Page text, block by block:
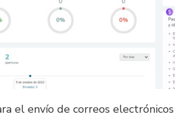
el envío de correos